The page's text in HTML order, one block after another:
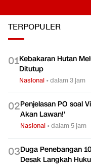
TERPOPULER
01Kebakaran Hutan
Ditutup
Nasional •dalam 3 jam
02Penjelasan PO soal
Akan Lawan!'
Nasional •dalam 5 jam
03Duga Penebangan
Desak Langkah